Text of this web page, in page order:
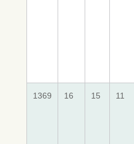
1369 16 15 11